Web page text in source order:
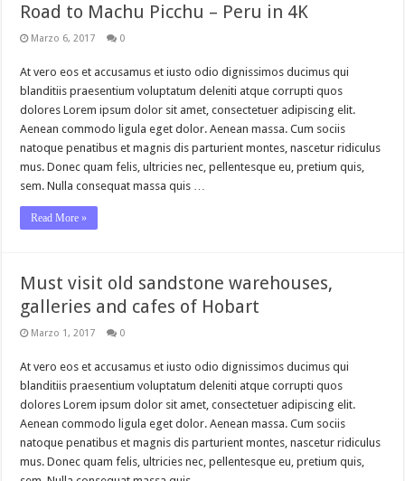
Road to Machu Picchu – Peru in 4K
Marzo 6, 2017 0
At vero eos et accusamus et iusto odio dignissimos ducimus qui
blanditiis praesentium voluptatum deleniti atque corrupti quos
dolores Lorem ipsum dolor sit amet, consectetuer adipiscing elit.
Aenean commodo ligula eget dolor. Aenean massa. Cum sociis
natoque penatibus et magnis dis parturient montes, nascetur ridiculus
mus. Donec quam felis, ultricies nec, pellentesque eu, pretium quis,
sem. Nulla consequat massa quis …
Read More »
Must visit old sandstone warehouses,
galleries and cafes of Hobart
Marzo 1, 2017 0
At vero eos et accusamus et iusto odio dignissimos ducimus qui
blanditiis praesentium voluptatum deleniti atque corrupti quos
dolores Lorem ipsum dolor sit amet, consectetuer adipiscing elit.
Aenean commodo ligula eget dolor. Aenean massa. Cum sociis
natoque penatibus et magnis dis parturient montes, nascetur ridiculus
mus. Donec quam felis, ultricies nec, pellentesque eu, pretium quis,